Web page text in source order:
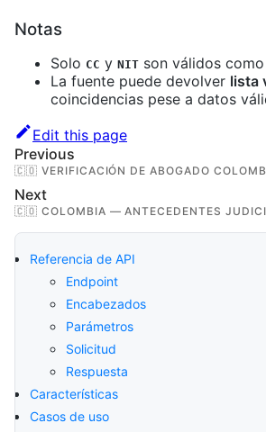
Notas
Solo CC y NIT son válidos como
La fuente puede devolver lista
coincidencias pese a datos
Edit this page
Previous
🇨🇴 VERIFICACIÓN DE ABOGADO
Next
🇨🇴 COLOMBIA — ANTECEDENTES
Referencia de API
Endpoint
Encabezados
Parámetros
Solicitud
Respuesta
Características
Casos de uso